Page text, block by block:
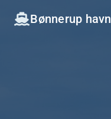
Bønnerup havn